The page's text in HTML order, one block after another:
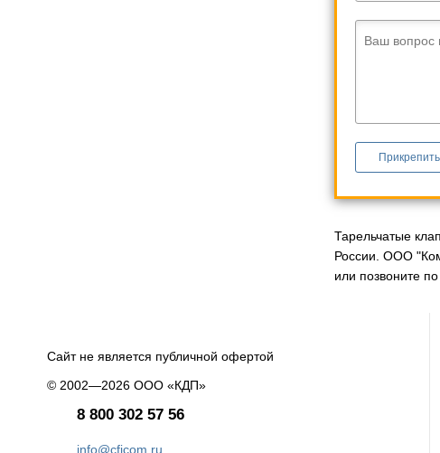
Ваш вопрос
Тарельчатые
России. ООО
или позвоните
Сайт не является публичной офертой
© 2002—2026 ООО «КДП»
8 800 302 57 56
info@cficom.ru